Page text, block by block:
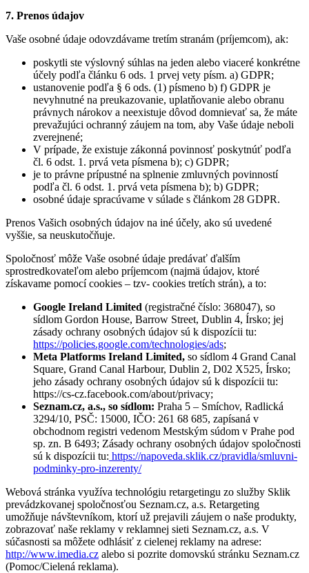
7. Prenos údajov
Vaše osobné údaje odovzdávame tretím stranám (príjemcom), ak:
poskytli ste výslovný súhlas na jeden alebo viaceré konkrétne
účely podľa článku 6 ods. 1 prvej vety písm. a) GDPR;
ustanovenie podľa § 6 ods. (1) písmeno b) f) GDPR je
nevyhnutné na preukazovanie, uplatňovanie alebo obranu
právnych nárokov a neexistuje dôvod domnievať sa, že máte
prevažujúci ochranný záujem na tom, aby Vaše údaje neboli
zverejnené;
V prípade, že existuje zákonná povinnosť poskytnúť podľa
čl. 6 odst. 1. prvá veta písmena b); c) GDPR;
je to právne prípustné na splnenie zmluvných povinností
podľa čl. 6 odst. 1. prvá veta písmena b); b) GDPR;
osobné údaje spracúvame v súlade s článkom 28 GDPR.
Prenos Vašich osobných údajov na iné účely, ako sú uvedené
vyššie, sa neuskutočňuje.
Spoločnosť môže Vaše osobné údaje predávať ďalším
sprostredkovateľom alebo príjemcom (najmä údajov, ktoré
získavame pomocí cookies – tzv- cookies tretích strán), a to:
Google Ireland Limited (registračné číslo: 368047), so
sídlom Gordon House, Barrow Street, Dublin 4, Írsko; jej
zásady ochrany osobných údajov sú k dispozícii tu:
https://policies.google.com/technologies/ads;
Meta Platforms Ireland Limited, so sídlom 4 Grand Canal
Square, Grand Canal Harbour, Dublin 2, D02 X525, Írsko;
jeho zásady ochrany osobných údajov sú k dispozícii tu:
https://cs-cz.facebook.com/about/privacy;
Seznam.cz, a.s., so sídlom: Praha 5 – Smíchov, Radlická
3294/10, PSČ: 15000, IČO: 261 68 685, zapísaná v
obchodnom registri vedenom Mestským súdom v Prahe pod
sp. zn. B 6493; Zásady ochrany osobných údajov spoločnosti
sú k dispozícii tu: https://napoveda.sklik.cz/pravidla/smluvni-
podminky-pro-inzerenty/
Webová stránka využíva technológiu retargetingu zo služby Sklik
prevádzkovanej spoločnosťou Seznam.cz, a.s. Retargeting
umožňuje návštevníkom, ktorí už prejavili záujem o naše produkty,
zobrazovať naše reklamy v reklamnej sieti Seznam.cz, a.s. V
súčasnosti sa môžete odhlásiť z cielenej reklamy na adrese:
http://www.imedia.cz alebo si pozrite domovskú stránku Seznam.cz
(Pomoc/Cielená reklama).